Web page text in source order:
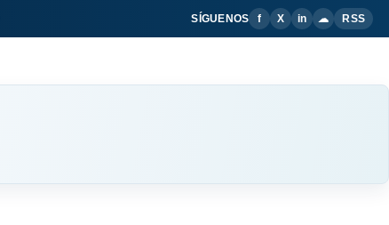
SÍGUENOS f X in ☁ RSS